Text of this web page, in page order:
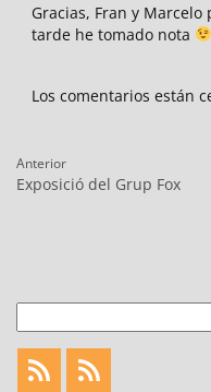
Gracias, Fran y
tarde he tomado nota
Los comentarios están
Navegación
de
Anterior
Entrada
Exposició del Grup Fox
Feed
Feed